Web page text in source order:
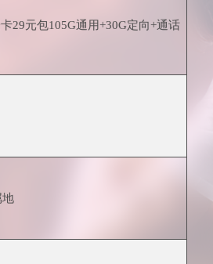
29元包105G通用+30G定向+通话
地